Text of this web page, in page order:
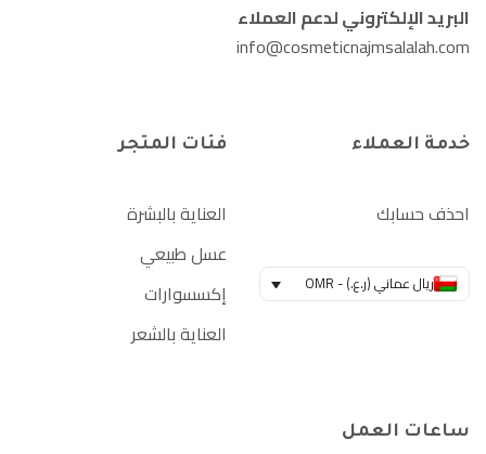
البريد الإلكتروني لدعم العملاء
info@cosmeticnajmsalalah.com
خدمة العملاء
احذف حسابك
ريال عماني (ر.ع.) - OMR
فئات المتجر
العناية بالبشرة
عسل طبيعي
إكسسوارات
العناية بالشعر
ساعات العمل